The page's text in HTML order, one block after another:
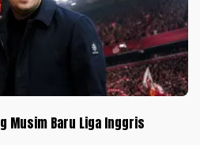
Musim Baru Liga Inggris